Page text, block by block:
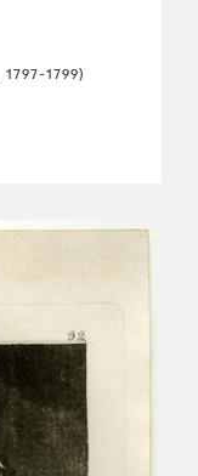
1799)